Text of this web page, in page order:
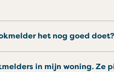
het nog goed doet?
in mijn woning.